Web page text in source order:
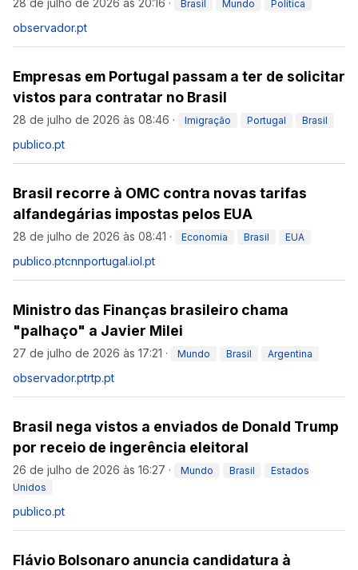
28 de julho de 2026 às 20:16 · Brasil Mundo Política
observador.pt
Empresas em Portugal passam a ter de solicitar
vistos para contratar no Brasil
28 de julho de 2026 às 08:46 · Imigração Portugal Brasil
publico.pt
Brasil recorre à OMC contra novas tarifas
alfandegárias impostas pelos EUA
28 de julho de 2026 às 08:41 · Economia Brasil EUA
publico.ptcnnportugal.iol.pt
Ministro das Finanças brasileiro chama
"palhaço" a Javier Milei
27 de julho de 2026 às 17:21 · Mundo Brasil Argentina
observador.ptrtp.pt
Brasil nega vistos a enviados de Donald Trump
por receio de ingerência eleitoral
26 de julho de 2026 às 16:27 · Mundo Brasil
Estados
Unidos
publico.pt
Flávio Bolsonaro anuncia candidatura à